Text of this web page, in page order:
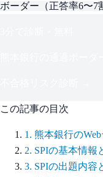
ボーダー（正答率6〜7
この記事の目次
1 . 熊本銀行の
2. SPIの基本情報
3. SPIの出題内容